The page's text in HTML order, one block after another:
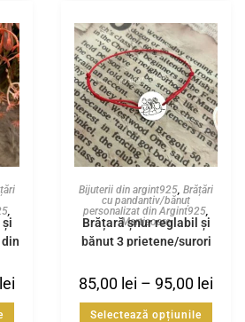
,
și
lei
Bijuterii din argint925, Brățări
cu pandantiv/bănuț
personalizat din Argint925,
Martisoare
Brățară șnur reglabil și
bănuț 3 prietene/surori
85,00 lei – 95,00 lei
Selectează opțiunile